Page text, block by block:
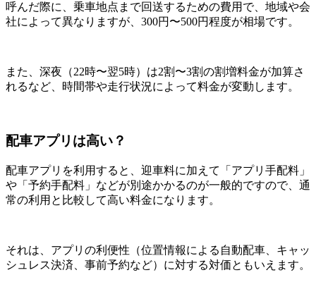
呼んだ際に、乗車地点まで回送するための費用で、地域や会
社によって異なりますが、300円〜500円程度が相場です。
また、深夜（22時〜翌5時）は2割〜3割の割増料金が加算さ
れるなど、時間帯や走行状況によって料金が変動します。
配車アプリは高い？
配車アプリを利用すると、迎車料に加えて「アプリ手配料」
や「予約手配料」などが別途かかるのが一般的ですので、通
常の利用と比較して高い料金になります。
それは、アプリの利便性（位置情報による自動配車、キャッ
シュレス決済、事前予約など）に対する対価ともいえます。